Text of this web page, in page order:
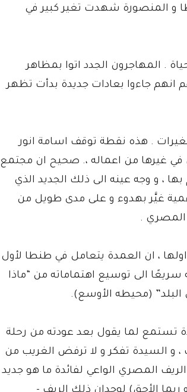
و المنصورة شهدت تغير كبير في
. المهاجرون الجدد اتوا بمظاهر
انهم جاءوا بعادات جديدة بدأت تظهر
. هذه نقطة توقف اسامة انور
غيرها من اعماله ،. صحيح ان مجتمع
، و وجه عينه الى ذلك الجديد الذي
غيَّر بهدوء و على مدى طويل من
المصري .
، ان العمدة يتعامل في طنطا لأول
الى توسيع اهتماماته من “ماذا
(محيطه الأوسع).
تستمع لما يقول بعد عودته من رحلة
و السيدة تفكر و لا ترفض الغريب من
المصري الواعي لفائدة ما هو جديد